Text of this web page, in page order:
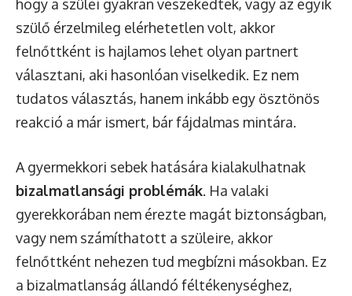
hogy a szülei gyakran veszekedtek, vagy az egyik
szülő érzelmileg elérhetetlen volt, akkor
felnőttként is hajlamos lehet olyan partnert
választani, aki hasonlóan viselkedik. Ez nem
tudatos választás, hanem inkább egy ösztönös
reakció a már ismert, bár fájdalmas mintára.
A gyermekkori sebek hatására kialakulhatnak
bizalmatlansági problémák. Ha valaki
gyerekkorában nem érezte magát biztonságban,
vagy nem számíthatott a szüleire, akkor
felnőttként nehezen tud megbízni másokban. Ez
a bizalmatlanság állandó féltékenységhez,